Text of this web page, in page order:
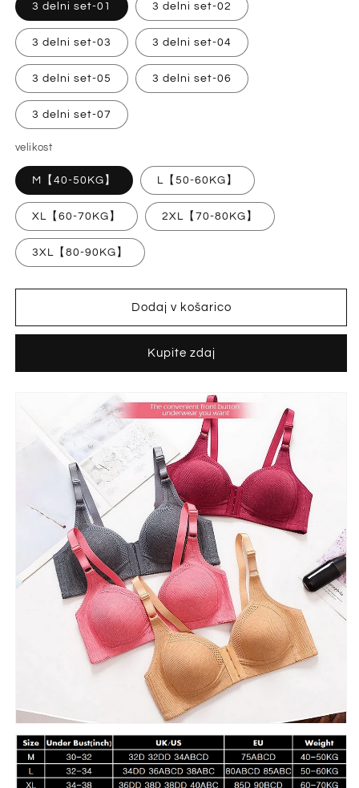
3 delni set-01 3 delni set-02
3 delni set-03 3 delni set-04
3 delni set-05 3 delni set-06
3 delni set-07
velikost
M【40-50KG】 L【50-60KG】
XL【60-70KG】 2XL【70-80KG】
3XL【80-90KG】
Dodaj v košarico
Kupite zdaj